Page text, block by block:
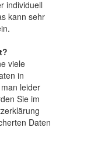
individuell
kann sehr
viele
in
leider
Sie im
Daten